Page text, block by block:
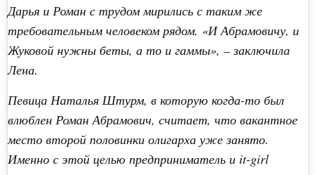
Дарья и Роман с трудом мирились с таким же
требовательным человеком рядом. «И Абрамовичу, и
Жуковой нужны беты, а то и гаммы», – заключила
Лена.
Певица Наталья Штурм, в которую когда-то был
влюблен Роман Абрамович, считает, что вакантное
место второй половинки олигарха уже занято.
Именно с этой целью предприниматель и it-girl